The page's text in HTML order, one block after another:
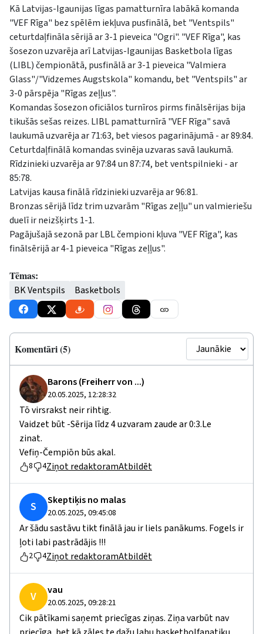
Kā Latvijas-Igaunijas līgas pamatturnīra labākā komanda
"VEF Rīga" bez spēlēm iekļuva pusfinālā, bet "Ventspils"
ceturtdaļfināla sērijā ar 3-1 pieveica "Ogri". "VEF Rīga", kas
šosezon uzvarēja arī Latvijas-Igaunijas Basketbola līgas
(LIBL) čempionātā, pusfinālā ar 3-1 pieveica "Valmiera
Glass"/"Vidzemes Augstskola" komandu, bet "Ventspils" ar
3-0 pārspēja "Rīgas zeļļus".
Komandas šosezon oficiālos turnīros pirms finālsērijas bija
tikušās sešas reizes. LIBL pamatturnīrā "VEF Rīga" savā
laukumā uzvarēja ar 71:63, bet viesos pagarinājumā - ar 89:84.
Ceturtdaļfinālā komandas svinēja uzvaras savā laukumā.
Rīdzinieki uzvarēja ar 97:84 un 87:74, bet ventspilnieki - ar
85:78.
Latvijas kausa finālā rīdzinieki uzvarēja ar 96:81.
Bronzas sērijā līdz trim uzvarām "Rīgas zeļļu" un valmieriešu
duelī ir neizšķirts 1-1.
Pagājušajā sezonā par LBL čempioni kļuva "VEF Rīga", kas
finālsērijā ar 4-1 pieveica "Rīgas zeļļus".
Tēmas:
BK Ventspils Basketbols
Komentāri (5)
Barons (Freiherr von ...)
20.05.2025, 12:28:32
Tō virsrakst neir rihtig.
Vaidzet būt -Sērija līdz 4 uzvaram zaude ar 0:3.Le
zinat.
Vefiņ-Čempiōn būs akal.
8 4Ziņot redaktoramAtbildēt
S Skeptiķis no malas
20.05.2025, 09:45:08
Ar šādu sastāvu tikt finālā jau ir liels panākums. Fogels ir
ļoti labi pastrādājis !!!
2 4Ziņot redaktoramAtbildēt
V vau
20.05.2025, 09:28:21
Cik pātīkami saņemt priecīgas ziņas. Ziņa varbūt nav